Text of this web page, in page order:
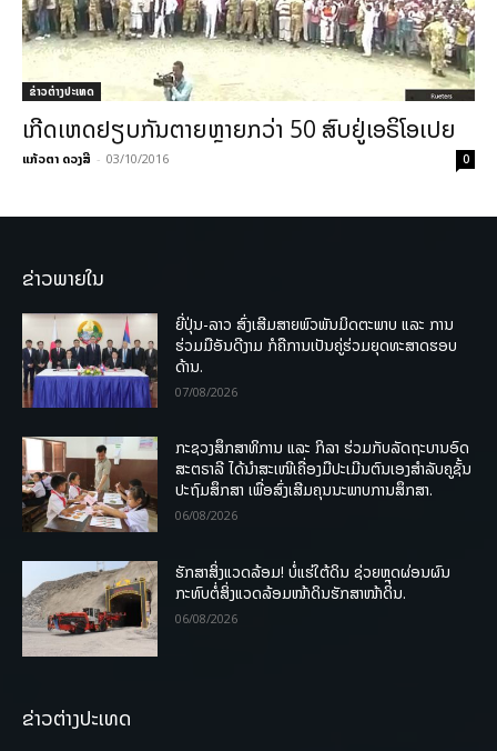
ຂ່າວຕ່າງປະເທດ
ເກີດເຫດຢຽບກັນຕາຍຫຼາຍກວ່າ 50 ສົບຢູ່ເອຣິໂອເປຍ
ແກ້ວຕາ ດວງສີ - 03/10/2016 0
ຂ່າວພາຍໃນ
ຍີ່ປຸ່ນ-ລາວ ສົ່ງເສີມສາຍພົວພັນມິດຕະພາບ ແລະ ການ
ຮ່ວມມືອັນດີງາມ ກໍຄືການເປັນຄູ່ຮ່ວມຍຸດທະສາດຮອບ
ດ້ານ.
07/08/2026
ກະຊວງສຶກສາທິການ ແລະ ກິລາ ຮ່ວມກັບລັດຖະບານອົດ
ສະຕຣາລີ ໄດ້ນຳສະເໜີເຄື່ອງມືປະເມີນຕົນເອງສຳລັບຄູຊັ້ນ
ປະຖົມສຶກສາ ເພື່ອສົ່ງເສີມຄຸນນະພາບການສຶກສາ.
06/08/2026
ຮັກສາສິ່ງແວດລ້ອມ! ບໍ່ແຮ່ໃຕ້ດິນ ຊ່ວຍຫຼຸດຜ່ອນຜົນ
ກະທົບຕໍ່ສິ່ງແວດລ້ອມໜ້າດິນຮັກສາໜ້າດິນ.
06/08/2026
ຂ່າວຕ່າງປະເທດ